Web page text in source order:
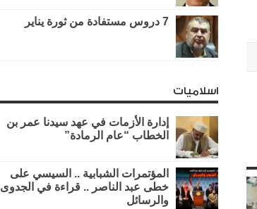
7 دروس مستفادة من ثورة يناير
اسلاميات
إدارة الأزمات في عهد سيدنا عمر بن
الخطاب “عام الرمادة”
المؤتمرات الشبابية .. السيسي على
خطى عبد الناصر .. قراءة في الجدوى
والرسائل